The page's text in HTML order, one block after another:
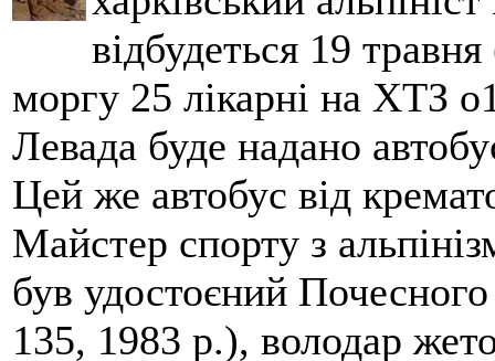
відбудеться 19
моргу 25 лікарні на ХТЗ
Левада буде надано
Цей же автобус від
Майстер спорту з
був удостоєний
135, 1983 р.), володар